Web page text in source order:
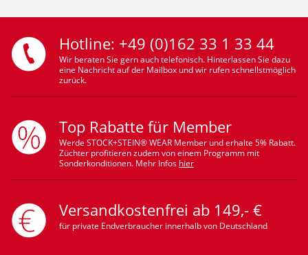
Hotline: +49 (0)162 33 1 33 44
Wir beraten Sie gern auch telefonisch. Hinterlassen Sie dazu
eine Nachricht auf der Mailbox und wir rufen schnellstmöglich
zurück.
Top Rabatte für Member
Werde STOCK+STEIN® WEAR Member und erhalte 5% Rabatt.
Züchter profitieren zudem von einem Programm mit
Sonderkonditionen. Mehr Infos hier
Versandkostenfrei ab 149,- €
für private Endverbraucher innerhalb von Deutschland